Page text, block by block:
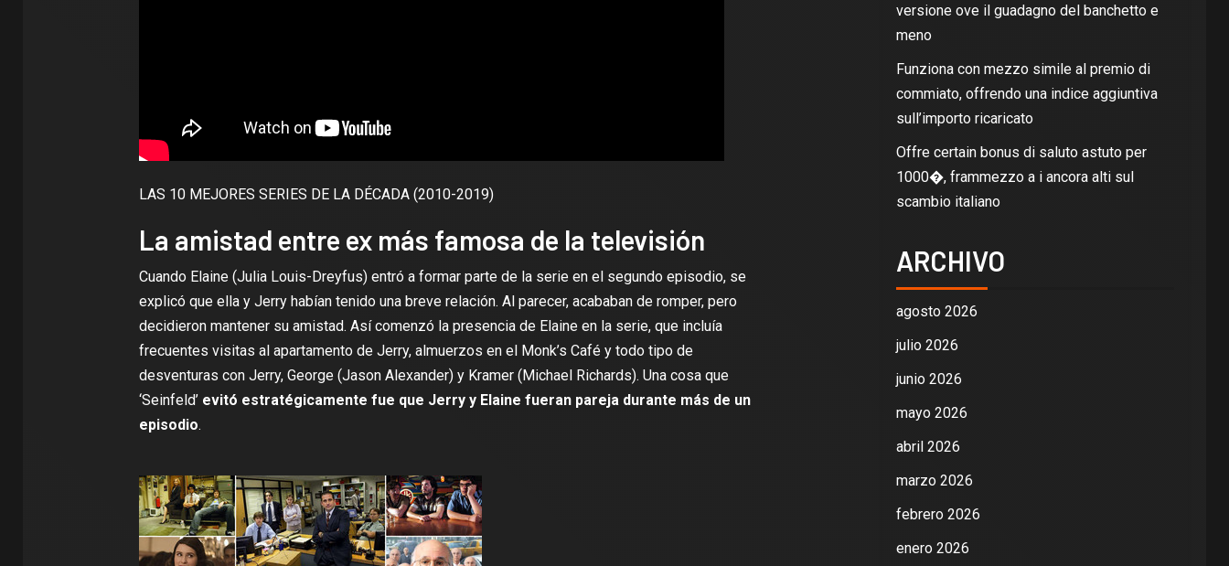
LAS 10 MEJORES SERIES DE LA DÉCADA (2010-2019)
La amistad entre ex más famosa de la televisión
Cuando Elaine (Julia Louis-Dreyfus) entró a formar parte de la serie en el segundo episodio, se
explicó que ella y Jerry habían tenido una breve relación. Al parecer, acababan de romper, pero
decidieron mantener su amistad. Así comenzó la presencia de Elaine en la serie, que incluía
frecuentes visitas al apartamento de Jerry, almuerzos en el Monk’s Café y todo tipo de
desventuras con Jerry, George (Jason Alexander) y Kramer (Michael Richards). Una cosa que
‘Seinfeld’ evitó estratégicamente fue que Jerry y Elaine fueran pareja durante más de un
episodio.
versione ove il guadagno del banchetto e
meno
Funziona con mezzo simile al premio di
commiato, offrendo una indice aggiuntiva
sull’importo ricaricato
Offre certain bonus di saluto astuto per
1000�, frammezzo a i ancora alti sul
scambio italiano
ARCHIVO
agosto 2026
julio 2026
junio 2026
mayo 2026
abril 2026
marzo 2026
febrero 2026
enero 2026